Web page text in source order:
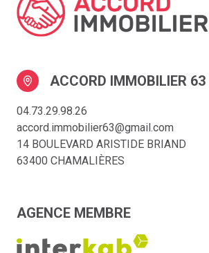
ACCORD IMMOBILIER 63
04.73.29.98.26
accord.immobilier63@gmail.com
14 BOULEVARD ARISTIDE BRIAND
63400 CHAMALIÈRES
AGENCE MEMBRE